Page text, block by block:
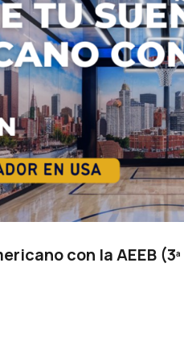
con la AEEB